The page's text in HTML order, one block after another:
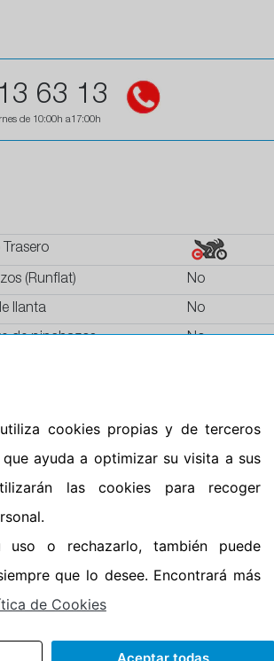
63 13
de 10:00h a17:00h
(Runflat) No
llanta No
de pinchazos No
No
No
No
No
No
utiliza cookies propias y de terceros
ayuda a optimizar su visita a sus
las cookies para recoger
uso o rechazarlo, también puede
que lo desee. Encontrará más
de Cookies